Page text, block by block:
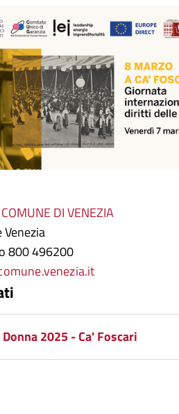
DI VENEZIA
800 496200
2025 - Ca' Foscari